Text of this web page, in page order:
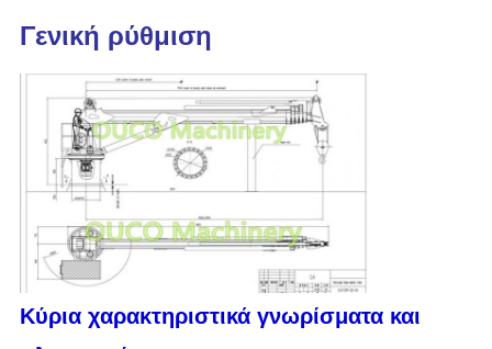
Γενική ρύθμιση
Κύρια χαρακτηριστικά γνωρίσματα και